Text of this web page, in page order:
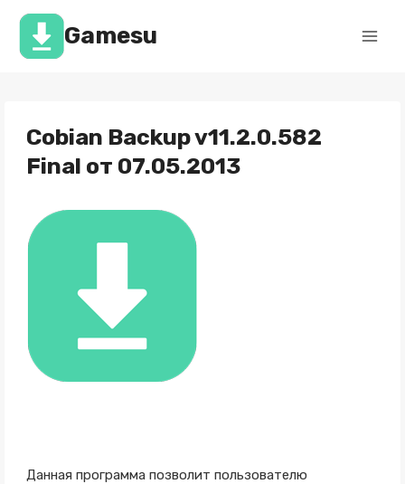
Перейти
содержимомуGamesu
Cobian Backup v11.2.0.582
Final от 07.05.2013
Данная программа позволит пользователю